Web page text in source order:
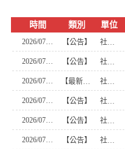
時間 類別 單位
2026/07/27 【公告】 社團活動組
2026/07/27 【公告】 社團活動組
2026/07/27 【最新消息】 社團活動組
2026/07/27 【公告】 社團活動組
2026/07/27 【公告】 社團活動組
2026/07/08 【公告】 社團活動組